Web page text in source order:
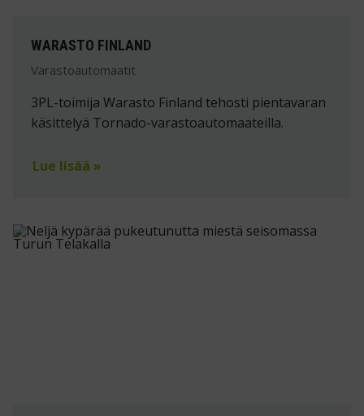
WARASTO FINLAND
Varastoautomaatit
3PL-toimija Warasto Finland tehosti pientavaran
käsittelyä Tornado-varastoautomaateilla.
Lue lisää »